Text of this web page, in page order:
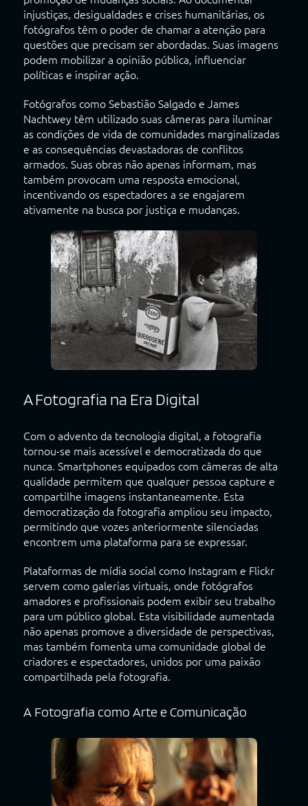
injustiças, desigualdades e crises humanitárias, os
fotógrafos têm o poder de chamar a atenção para
questões que precisam ser abordadas. Suas imagens
podem mobilizar a opinião pública, influenciar
políticas e inspirar ação.
Fotógrafos como Sebastião Salgado e James
Nachtwey têm utilizado suas câmeras para iluminar
as condições de vida de comunidades marginalizadas
e as consequências devastadoras de conflitos
armados. Suas obras não apenas informam, mas
também provocam uma resposta emocional,
incentivando os espectadores a se engajarem
ativamente na busca por justiça e mudanças.
A Fotografia na Era Digital
Com o advento da tecnologia digital, a fotografia
tornou-se mais acessível e democratizada do que
nunca. Smartphones equipados com câmeras de alta
qualidade permitem que qualquer pessoa capture e
compartilhe imagens instantaneamente. Esta
democratização da fotografia ampliou seu impacto,
permitindo que vozes anteriormente silenciadas
encontrem uma plataforma para se expressar.
Plataformas de mídia social como Instagram e Flickr
servem como galerias virtuais, onde fotógrafos
amadores e profissionais podem exibir seu trabalho
para um público global. Esta visibilidade aumentada
não apenas promove a diversidade de perspectivas,
mas também fomenta uma comunidade global de
criadores e espectadores, unidos por uma paixão
compartilhada pela fotografia.
A Fotografia como Arte e Comunicação